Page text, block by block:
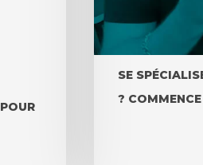
SE
?